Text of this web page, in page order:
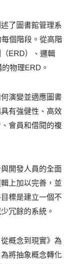
了圖書館管理系
個階段。從高階
ERD）、邏輯
物理ERD。
演變並適應圖書
有強健性、高效
會員和借閱的複
開發人員的全面
上加以完善，並
標是建立一個不
冗餘的系統。
概念到現實》為
將抽象概念轉化